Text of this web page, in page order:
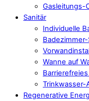
Gasleitungs-
Sanitär
Individuelle
Wanne auf
Trinkwasser-
Regenerative